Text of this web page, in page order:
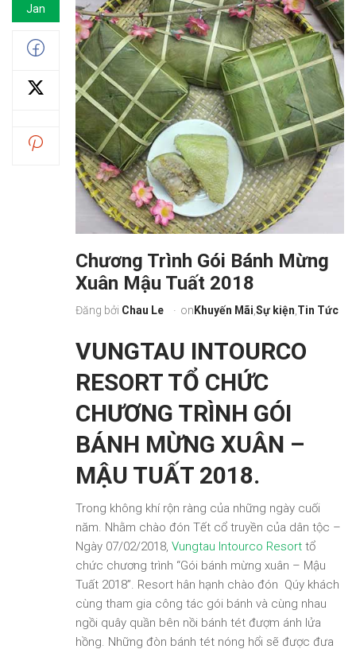
Jan
Chương Trình Gói Bánh Mừng
Xuân Mậu Tuất 2018
Đăng bởi Chau Le on Khuyến Mãi,Sự kiện,Tin Tức
VUNGTAU INTOURCO
RESORT TỔ CHỨC
CHƯƠNG TRÌNH GÓI
BÁNH MỪNG XUÂN –
MẬU TUẤT 2018.
Trong không khí rộn ràng của những ngày cuối
năm. Nhằm chào đón Tết cổ truyền của dân tộc –
Ngày 07/02/2018, Vungtau Intourco Resort tổ
chức chương trình “Gói bánh mừng xuân – Mậu
Tuất 2018”. Resort hân hạnh chào đón Qúy khách
cùng tham gia công tác gói bánh và cùng nhau
ngồi quây quần bên nồi bánh tét đượm ánh lửa
hồng. Những đòn bánh tét nóng hổi sẽ được đưa